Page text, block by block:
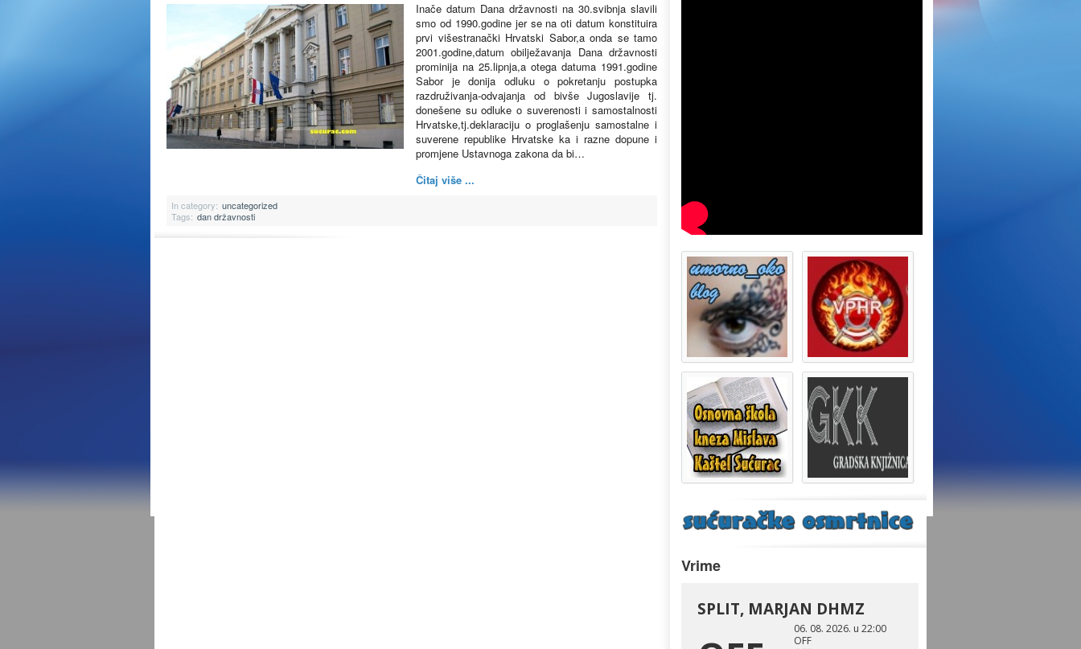
Inače datum Dana državnosti na 30.svibnja slavili
smo od 1990.godine jer se na oti datum konstituira
prvi višestranački Hrvatski Sabor,a onda se tamo
2001.godine,datum obilježavanja Dana državnosti
prominija na 25.lipnja,a otega datuma 1991.godine
Sabor je donija odluku o pokretanju postupka
razdruživanja-odvajanja od bivše Jugoslavije tj.
donešene su odluke o suverenosti i samostalnosti
Hrvatske,tj.deklaraciju o proglašenju samostalne i
suverene republike Hrvatske ka i razne dopune i
promjene Ustavnoga zakona da bi…
Čitaj više ...
In category: uncategorized
Tags: dan državnosti
Vrime